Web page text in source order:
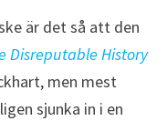
är det så att den
Disreputable History
men mest
sjunka in i en